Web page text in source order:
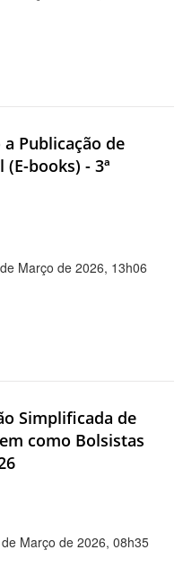
Publicação de
books) - 3ª
Março de 2026, 13h06
Simplificada de
como Bolsistas
Março de 2026, 08h35